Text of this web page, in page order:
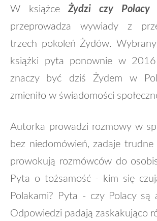
W książceŻydzi czy Polacy
przeprowadza wywiady z
trzech pokoleń Żydów.
książki pyta ponownie w
znaczy być dziś Żydem w
zmieniło w świadomości
Autorka prowadzi rozmowy w
bez niedomówień, zadaje
prowokują rozmówców do
Pyta o tożsamość - kim się
Polakami? Pyta - czy Polacy są
Odpowiedzi padają zaskakująco